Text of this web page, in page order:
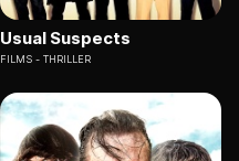
Usual Suspects
FILMS THRILLER